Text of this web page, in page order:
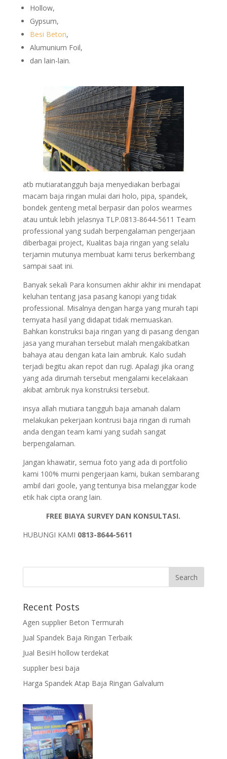
Hollow,
Gypsum,
Besi Beton,
Alumunium Foil,
dan lain-lain.
atb mutiaratangguh baja menyediakan berbagai
macam baja ringan mulai dari holo, pipa, spandek,
bondek genteng metal berpasir dan polos wearmes
atau untuk lebih jelasnya TLP.0813-8644-5611 Team
professional yang sudah berpengalaman pengerjaan
diberbagai project, Kualitas baja ringan yang selalu
terjamin mutunya membuat kami terus berkembang
sampai saat ini.
Banyak sekali Para konsumen akhir akhir ini mendapat
keluhan tentang jasa pasang kanopi yang tidak
professional. Misalnya dengan harga yang murah tapi
ternyata hasil yang didapat tidak memuaskan.
Bahkan konstruksi baja ringan yang di pasang dengan
jasa yang murahan tersebut malah mengakibatkan
bahaya atau dengan kata lain ambruk. Kalo sudah
terjadi begitu akan repot dan rugi. Apalagi jika orang
yang ada dirumah tersebut mengalami kecelakaan
akibat ambruk nya konstruksi tersebut.
insya allah mutiara tangguh baja amanah dalam
melakukan pekerjaan kontrusi baja ringan di rumah
anda dengan team kami yang sudah sangat
berpengalaman.
Jangan khawatir, semua foto yang ada di portfolio
kami 100% murni pengerjaan kami, bukan sembarang
ambil dari goole, yang tentunya bisa melanggar kode
etik hak cipta orang lain.
FREE BIAYA SURVEY DAN KONSULTASI.
HUBUNGI KAMI 0813-8644-5611
Recent Posts
Agen supplier Beton Termurah
Jual Spandek Baja Ringan Terbaik
Jual BesiH hollow terdekat
supplier besi baja
Harga Spandek Atap Baja Ringan Galvalum